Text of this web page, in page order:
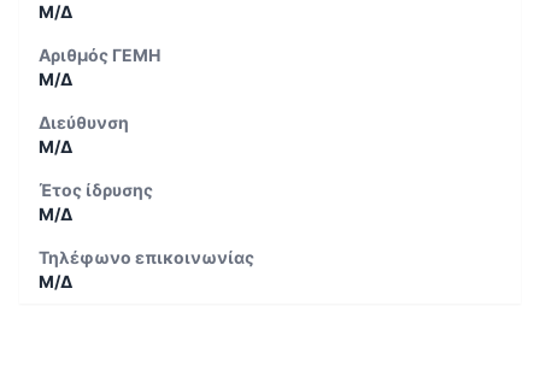
Μ/Δ
Αριθμός ΓΕΜΗ
Μ/Δ
Διεύθυνση
Μ/Δ
Έτος ίδρυσης
Μ/Δ
Τηλέφωνο επικοινωνίας
Μ/Δ